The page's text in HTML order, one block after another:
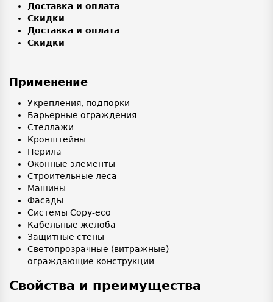
Доставка и оплата
Скидки
Доставка и оплата
Скидки
Применение
Укрепления, подпорки
Барьерные ограждения
Стеллажи
Кронштейны
Перила
Оконные элементы
Строительные леса
Машины
Фасады
Системы Copy-eco
Кабельные желоба
Защитные стены
Светопрозрачные (витражные)
ограждающие конструкции
Свойства и преимущества